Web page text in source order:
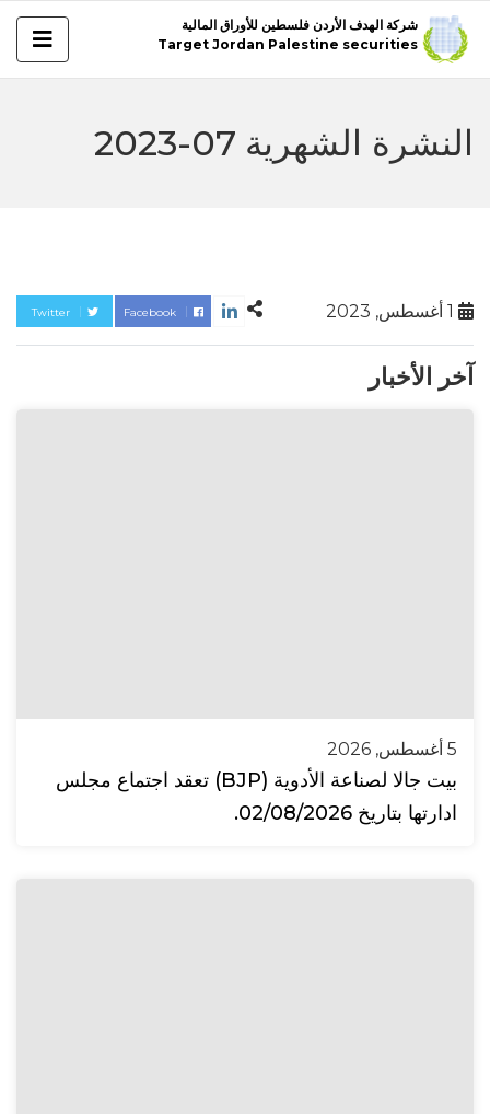
شركة الهدف الأردن فلسطين للأوراق المالية
Target Jordan Palestine securities
النشرة الشهرية 07-2023
Twitter Facebook
آخر الأخبار
5 أغسطس, 2026
بيت جالا لصناعة الأدوية (BJP) تعقد اجتماع مجلس
ادارتها بتاريخ 02/08/2026.